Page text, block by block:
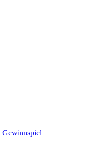
Gewinnspiel